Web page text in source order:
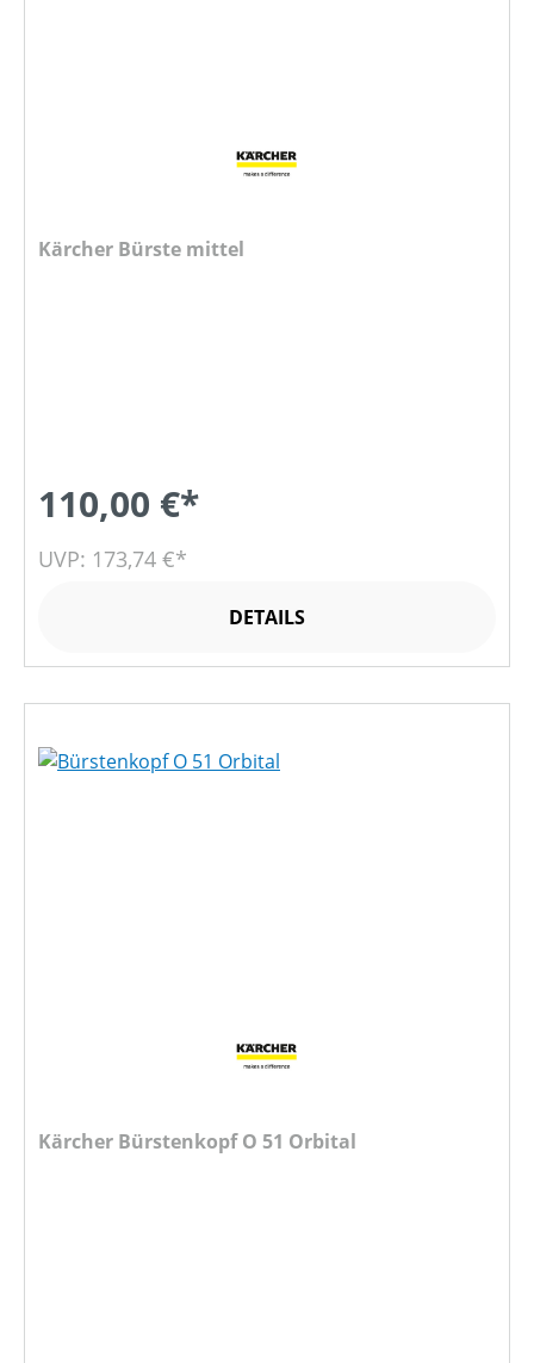
Kärcher Bürste mittel
110,00 €*
UVP: 173,74 €*
DETAILS
Kärcher Bürstenkopf O 51 Orbital